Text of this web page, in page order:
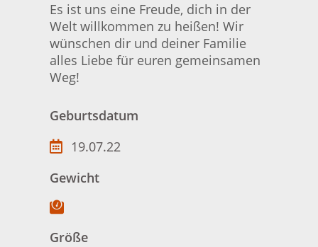
Es ist uns eine Freude, dich in der
Welt willkommen zu heißen! Wir
wünschen dir und deiner Familie
alles Liebe für euren gemeinsamen
Weg!
Geburtsdatum
19.07.22
Gewicht
Größe